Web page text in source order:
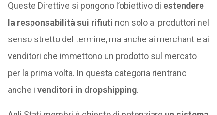
Queste Direttive si pongono l’obiettivo di estendere
la responsabilità sui rifiuti non solo ai produttori nel
senso stretto del termine, ma anche ai merchant e ai
venditori che immettono un prodotto sul mercato
per la prima volta. In questa categoria rientrano
anche i venditori in dropshipping.